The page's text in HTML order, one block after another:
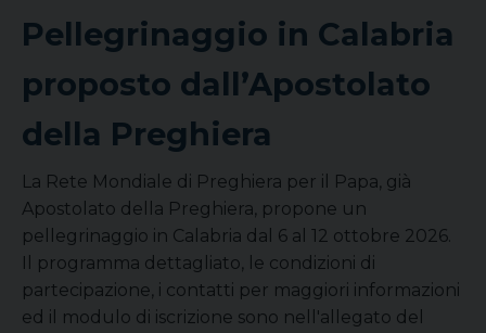
Pellegrinaggio in Calabria
proposto dall’Apostolato
della Preghiera
La Rete Mondiale di Preghiera per il Papa, già
Apostolato della Preghiera, propone un
pellegrinaggio in Calabria dal 6 al 12 ottobre 2026.
Il programma dettagliato, le condizioni di
partecipazione, i contatti per maggiori informazioni
ed il modulo di iscrizione sono nell'allegato del